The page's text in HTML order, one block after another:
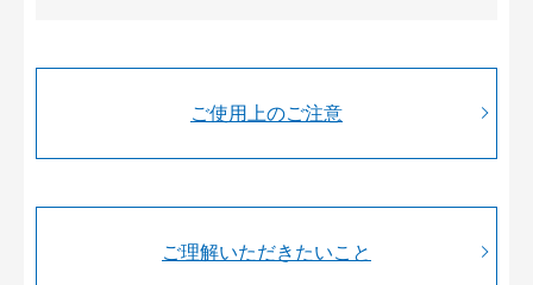
ご使用上のご注意
ご理解いただきたいこと